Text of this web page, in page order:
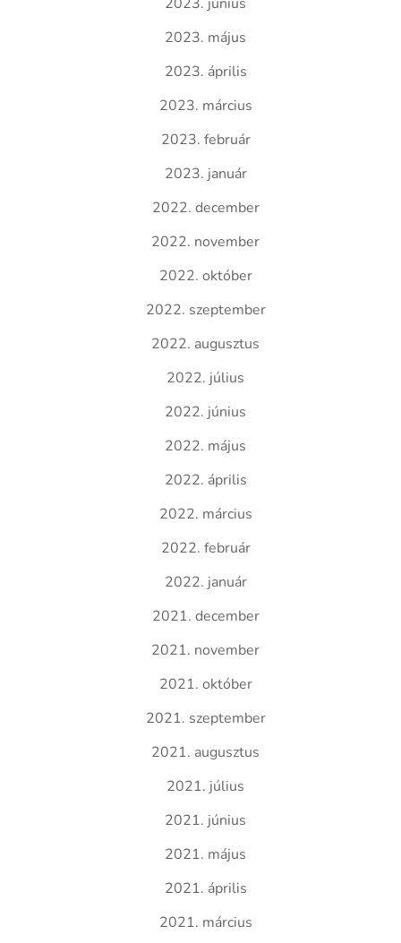
2023. május
2023. április
2023. március
2023. február
2023. január
2022. december
2022. november
2022. október
2022. szeptember
2022. augusztus
2022. július
2022. június
2022. május
2022. április
2022. március
2022. február
2022. január
2021. december
2021. november
2021. október
2021. szeptember
2021. augusztus
2021. július
2021. június
2021. május
2021. április
2021. március